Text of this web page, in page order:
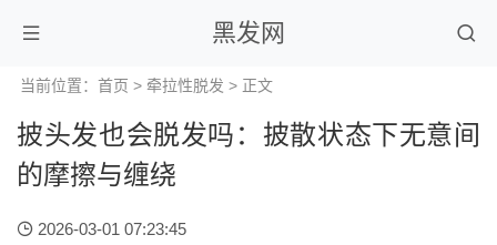
黑发网
当前位置： 首页 > 牵拉性脱发 > 正文
披头发也会脱发吗：披散状态下无意间
的摩擦与缠绕
2026-03-01 07:23:45